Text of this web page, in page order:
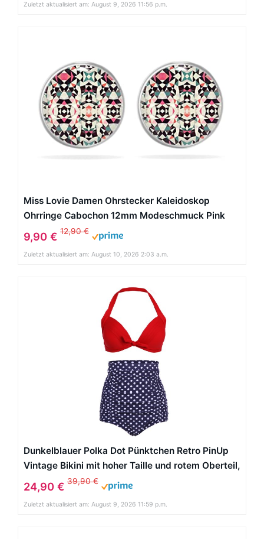
Zuletzt aktualisiert am: August 9, 2026 11:56 p.m.
Miss Lovie Damen Ohrstecker Kaleidoskop
Ohrringe Cabochon 12mm Modeschmuck Pink
Blau Bronze
9,90 € 12,90 €
Zuletzt aktualisiert am: August 10, 2026 2:03 a.m.
Dunkelblauer Polka Dot Pünktchen Retro PinUp
Vintage Bikini mit hoher Taille und rotem Oberteil,
Mehrfarbig, Large
24,90 € 39,90 €
Zuletzt aktualisiert am: August 9, 2026 11:59 p.m.